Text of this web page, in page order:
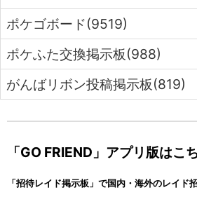
ポケゴボード(9519)
ポケふた交換掲示板(988)
がんばリボン投稿掲示板(819)
「GO FRIEND」アプリ版はこ
「招待レイド掲示板」で国内・海外のレイド